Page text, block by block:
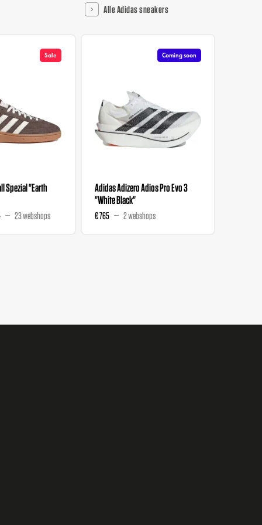
Alle Adidas sneakers
Sale
Spezial "Earth
23 webshops
Coming soon
Adidas Adizero Adios Pro Evo 3
"White Black"
€ 765 2 webshops